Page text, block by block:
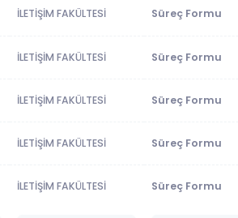
İLETİŞİM FAKÜLTESİ Süreç Formu
İLETİŞİM FAKÜLTESİ Süreç Formu
İLETİŞİM FAKÜLTESİ Süreç Formu
İLETİŞİM FAKÜLTESİ Süreç Formu
İLETİŞİM FAKÜLTESİ Süreç Formu